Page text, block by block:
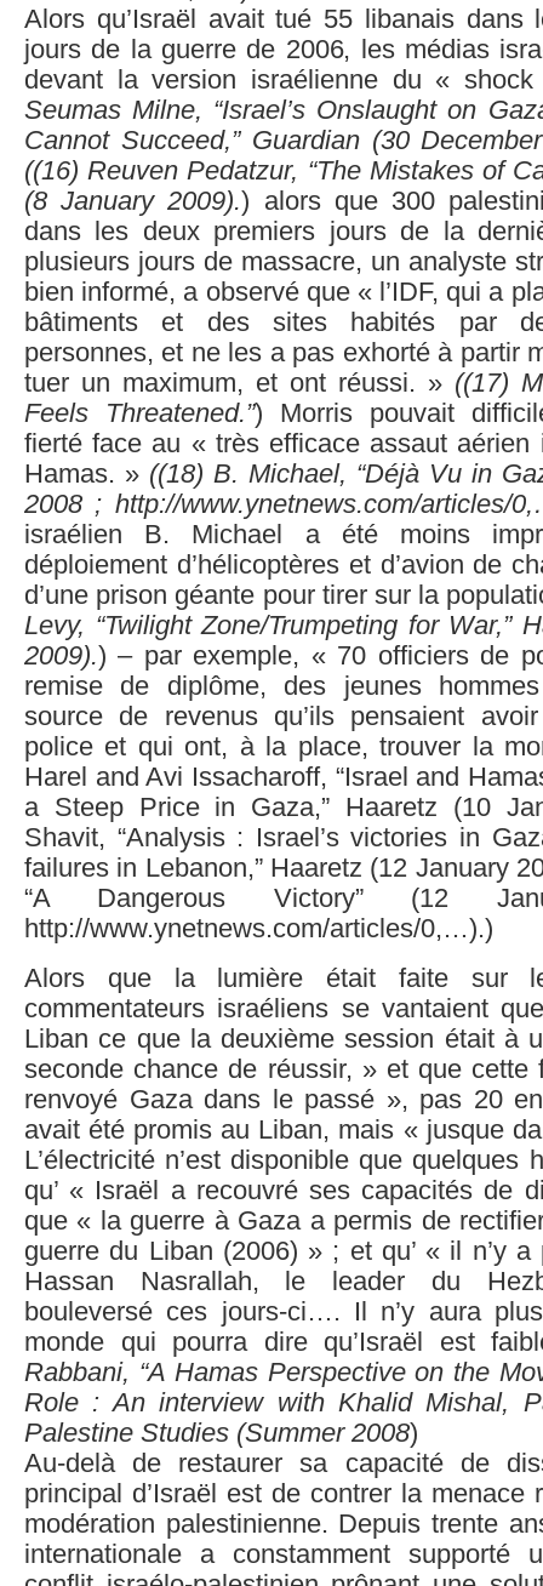
Alors qu’Israël avait tué 55 libanais dans
jours de la guerre de 2006, les médias
devant la version israélienne du «
Seumas Milne, “Israel’s Onslaught on
Cannot Succeed,” Guardian (30
((16) Reuven Pedatzur, “The Mistakes of
(8 January 2009).) alors que 300
dans les deux premiers jours de la
plusieurs jours de massacre, un analyste
bien informé, a observé que « l’IDF, qui a
bâtiments et des sites habités par
personnes, et ne les a pas exhorté à partir
tuer un maximum, et ont réussi. » ((17)
Feels Threatened.”) Morris pouvait
fierté face au « très efficace assaut aérien
Hamas. » ((18) B. Michael, “Déjà Vu in
2008 ; http://www.ynetnews.com/articles/
israélien B. Michael a été moins
déploiement d’hélicoptères et d’avion de
d’une prison géante pour tirer sur la
Levy, “Twilight Zone/Trumpeting for War,”
2009).) – par exemple, « 70 officiers de
remise de diplôme, des jeunes
source de revenus qu’ils pensaient
police et qui ont, à la place, trouver la
Harel and Avi Issacharoff, “Israel and
a Steep Price in Gaza,” Haaretz (10
Shavit, “Analysis : Israel’s victories in
failures in Lebanon,” Haaretz (12 January
“A Dangerous Victory” (12
http://www.ynetnews.com/articles/0,…).)
Alors que la lumière était faite sur
commentateurs israéliens se vantaient
Liban ce que la deuxième session était à
seconde chance de réussir, » et que cette
renvoyé Gaza dans le passé », pas 20
avait été promis au Liban, mais « jusque
L’électricité n’est disponible que quelques
qu’ « Israël a recouvré ses capacités de
que « la guerre à Gaza a permis de
guerre du Liban (2006) » ; et qu’ « il n’y
Hassan Nasrallah, le leader du
bouleversé ces jours-ci…. Il n’y aura
monde qui pourra dire qu’Israël est
Rabbani, “A Hamas Perspective on the
Role : An interview with Khalid Mishal,
Palestine Studies (Summer 2008)
Au-delà de restaurer sa capacité de
principal d’Israël est de contrer la menace
modération palestinienne. Depuis trente
internationale a constamment supporté